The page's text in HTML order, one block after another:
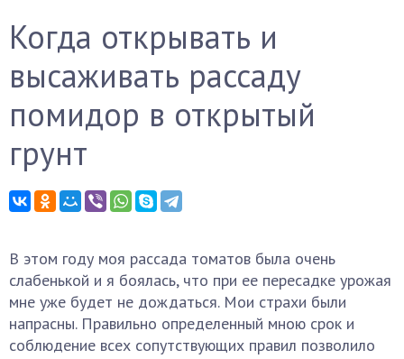
Когда открывать и
высаживать рассаду
помидор в открытый
грунт
В этом году моя рассада томатов была очень
слабенькой и я боялась, что при ее пересадке урожая
мне уже будет не дождаться. Мои страхи были
напрасны. Правильно определенный мною срок и
соблюдение всех сопутствующих правил позволило